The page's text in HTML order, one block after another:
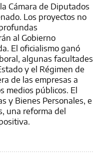
Cámara de Diputados
Los proyectos no
al Gobierno
El oficialismo ganó
algunas facultades
y el Régimen de
de las empresas a
medios públicos. El
y Bienes Personales, e
una reforma del